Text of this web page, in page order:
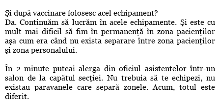
Şi după vaccinare folosesc acel echipament?
Da. Continuăm să lucrăm în acele echipamente. Şi este cu
mult mai dificil să fim în permanenţă în zona pacienţilor
aşa cum era când nu exista separare între zona pacienţilor
şi zona personalului.
În 2 minute puteai alerga din oficiul asistentelor într-un
salon de la capătul secţiei. Nu trebuia să te echipezi, nu
existau paravanele care separă zonele. Acum, totul este
diferit.